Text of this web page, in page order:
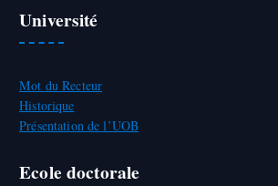
Université
Mot du Recteur
Historique
Présentation de l’UOB
Ecole doctorale